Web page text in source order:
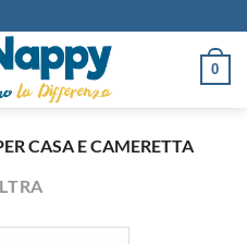
0
CASA E CAMERETTA